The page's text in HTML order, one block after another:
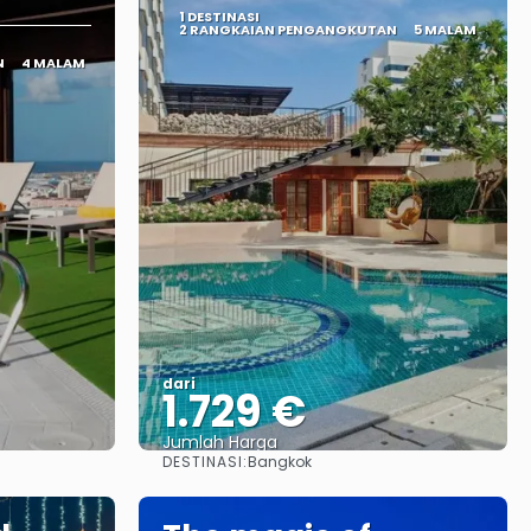
4 MALAM
1 DESTINASI
2 RANGKAIAN PENGANGKUTAN 5 MALAM
dari
1.729 €
Jumlah Harga
Lihat
DESTINASI:Bangkok